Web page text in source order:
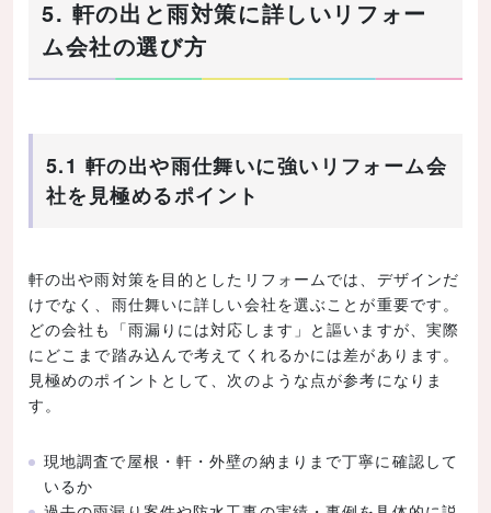
5. 軒の出と雨対策に詳しいリフォー
ム会社の選び方
5.1 軒の出や雨仕舞いに強いリフォーム会
社を見極めるポイント
軒の出や雨対策を目的としたリフォームでは、デザインだ
けでなく、雨仕舞いに詳しい会社を選ぶことが重要です。
どの会社も「雨漏りには対応します」と謳いますが、実際
にどこまで踏み込んで考えてくれるかには差があります。
見極めのポイントとして、次のような点が参考になりま
す。
現地調査で屋根・軒・外壁の納まりまで丁寧に確認して
いるか